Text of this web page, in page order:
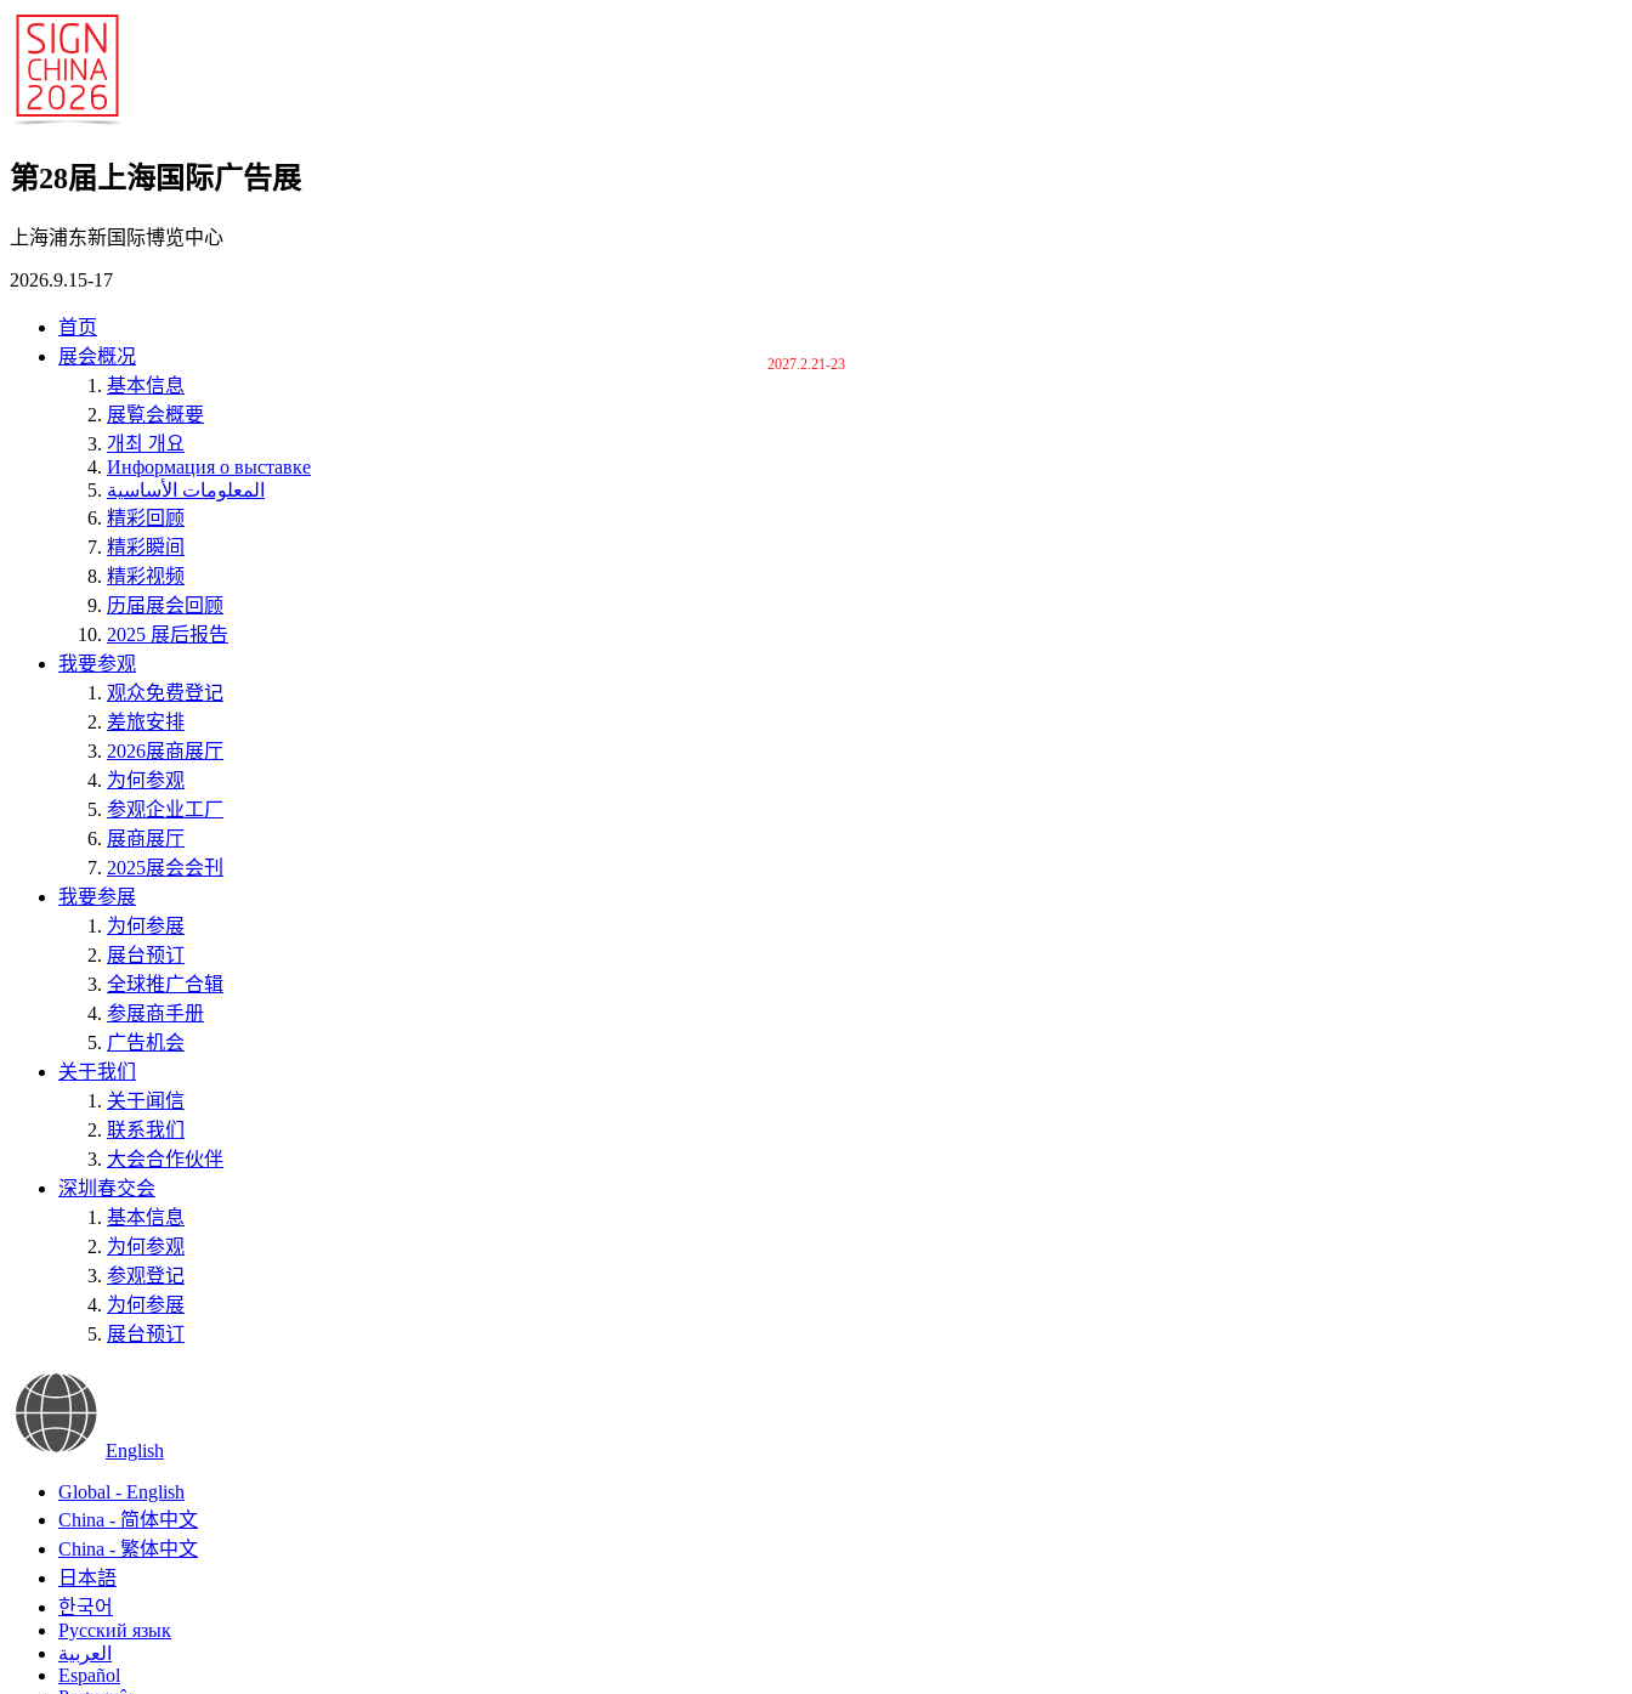
第28届上海国际广告展
上海浦东新国际博览中心
2026.9.15-17
首页
展会概况
基本信息
展覧会概要
개최 개요
Информация о выставке
المعلومات الأساسية
精彩回顾
精彩瞬间
精彩视频
历届展会回顾
2025 展后报告
我要参观
观众免费登记
差旅安排
2026展商展厅
为何参观
参观企业工厂
展商展厅
2025展会会刊
我要参展
为何参展
展台预订
全球推广合辑
参展商手册
广告机会
关于我们
关于闻信
联系我们
大会合作伙伴
深圳春交会
2027.2.21-23
基本信息
为何参观
参观登记
为何参展
展台预订
English
Global - English
China - 简体中文
China - 繁体中文
日本語
한국어
Русский язык
العربية
Español